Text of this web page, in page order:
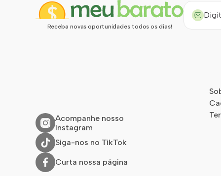
Receba novas oportunidades todos os dias!
Acompanhe nosso
Instagram
Siga-nos no TikTok
Curta nossa página